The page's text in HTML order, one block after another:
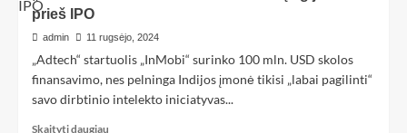
prieš IPO
admin 11 rugsėjo, 2024
„Adtech“ startuolis „InMobi“ surinko 100 mln. USD skolos
finansavimo, nes pelninga Indijos įmonė tikisi „labai pagilinti“
savo dirbtinio intelekto iniciatyvas...
Skaityti daugiau